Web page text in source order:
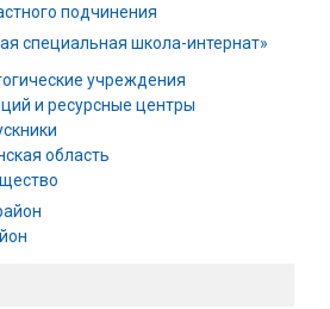
подчинения
специальная школа-интернат»
учреждения
и ресурсные центры
область